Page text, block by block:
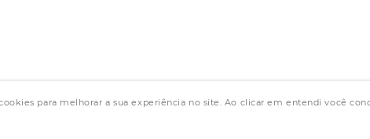
para melhorar a sua experiência no site. Ao clicar em entendi você